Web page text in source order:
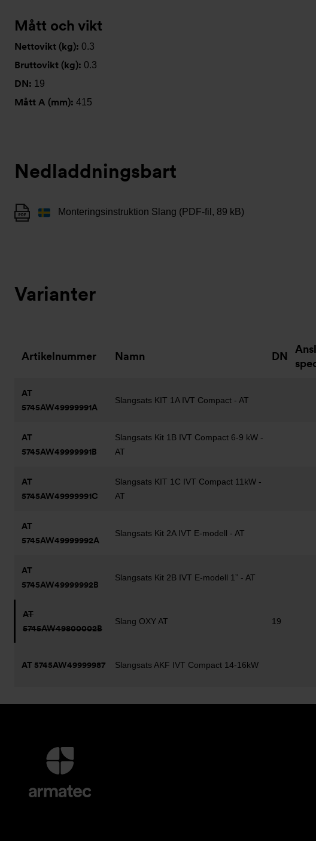
Mått och vikt
Nettovikt (kg): 0.3
Bruttovikt (kg): 0.3
DN: 19
Mått A (mm): 415
Nedladdningsbart
Monteringsinstruktion Slang (PDF-fil, 89 kB)
Varianter
Artikelnummer Namn DN
AT
5745AW49999991A
Slangsats KIT 1A IVT Compact - AT
AT
5745AW49999991B
Slangsats Kit 1B IVT Compact 6-9 kW -
AT
AT
5745AW49999991C
Slangsats KIT 1C IVT Compact 11kW -
AT
AT
5745AW49999992A
Slangsats Kit 2A IVT E-modell - AT
AT
5745AW49999992B
Slangsats Kit 2B IVT E-modell 1” - AT
AT
5745AW49800002B
Slang OXY AT 19
AT 5745AW49999987 Slangsats AKF IVT Compact 14-16kW
Ytterligare
information
kontaktuppgifter